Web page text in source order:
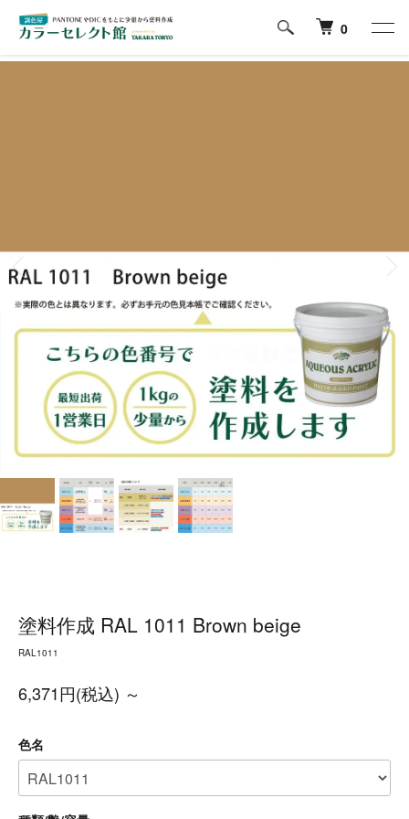
0
ホーム RAL CLASSICの色から塗料を探す 1000番台
塗料作成 RAL 1011 Brown beige
RAL1011
6,371円(税込) ～
色名